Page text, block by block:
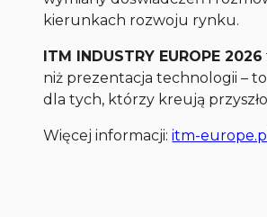
kierunkach rozwoju rynku.
ITM INDUSTRY EUROPE 2026
niż prezentacja technologii –
dla tych, którzy kreują
Więcej informacji:itm-europe.pl